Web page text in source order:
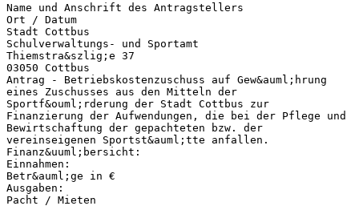
Name und Anschrift des Antragstellers
Ort / Datum
Stadt Cottbus
Schulverwaltungs- und Sportamt
Thiemstra&szlig;e 37
03050 Cottbus
Antrag - Betriebskostenzuschuss auf Gew&auml;hrung
eines Zuschusses aus den Mitteln der
Sportf&ouml;rderung der Stadt Cottbus zur
Finanzierung der Aufwendungen, die bei der Pflege und
Bewirtschaftung der gepachteten bzw. der
vereinseigenen Sportst&auml;tte anfallen.
Finanz&uuml;bersicht:
Einnahmen:
Betr&auml;ge in €
Ausgaben:
Pacht / Mieten